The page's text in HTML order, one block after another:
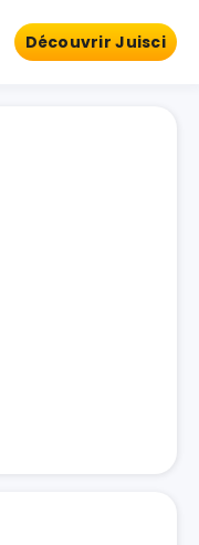
Découvrir Juisci